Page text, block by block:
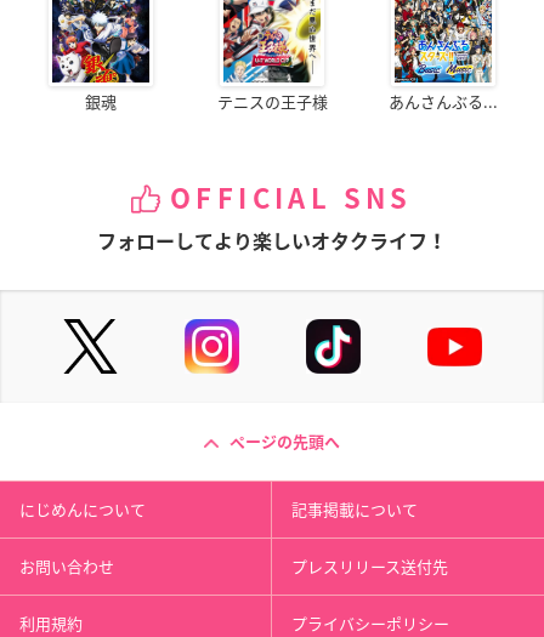
銀魂 テニスの王子様 あんさんぶる...
OFFICIAL SNS
フォローしてより楽しいオタクライフ！
ページの先頭へ
にじめんについて 記事掲載について
お問い合わせ プレスリリース送付先
利用規約 プライバシーポリシー